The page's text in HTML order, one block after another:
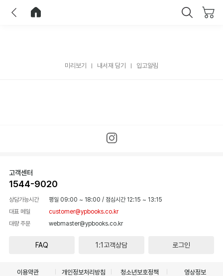
미리보기 내서재 담기 입고알림
고객센터
1544-9020
상담가능시간 평일 09:00 ~ 18:00 / 점심시간 12:15 ~ 13:15
대표 메일
customer@ypbooks.co.kr
대량 주문
webmaster@ypbooks.co.kr
FAQ 1:1고객상담 로그인
이용약관 개인정보처리방침 청소년보호정책 영상정보